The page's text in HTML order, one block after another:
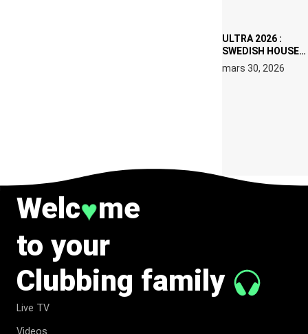
ULTRA 2026 :
SWEDISH HOUSE
MAFIA RETROUVE
ERIC PRYDZ DANS
mars 30, 2026
Welc♥me
to your
Clubbing family
Live TV
Videos